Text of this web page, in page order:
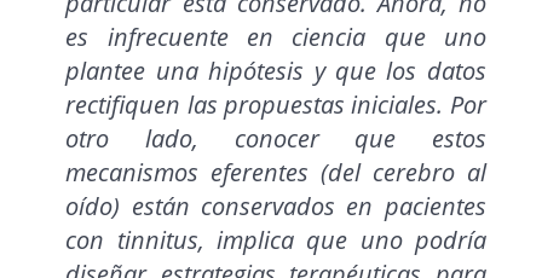
es infrecuente en ciencia que uno
plantee una hipótesis y que los datos
rectifiquen las propuestas iniciales. Por
otro lado, conocer que estos
mecanismos eferentes (del cerebro al
oído) están conservados en pacientes
con tinnitus, implica que uno podría